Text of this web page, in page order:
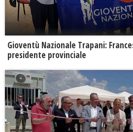
Gioventù Nazionale Trapani:
presidente provinciale